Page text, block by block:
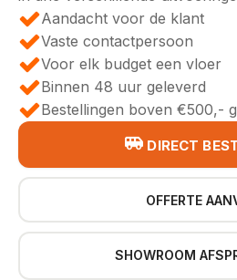
Aandacht voor de klant
Vaste contactpersoon
Voor elk budget een vloer
Binnen 48 uur geleverd
Bestellingen boven €500,-
DIRECT
OFFERTE
SHOWROOM